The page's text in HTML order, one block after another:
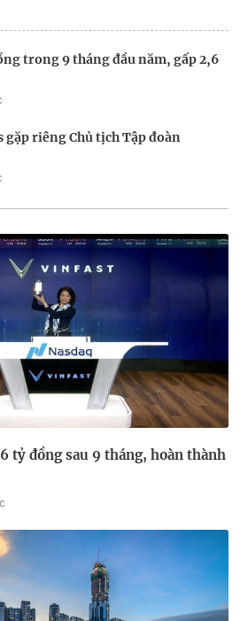
trong 9 tháng đầu năm, gấp 2,6
riêng Chủ tịch Tập đoàn
tỷ đồng sau 9 tháng, hoàn thành